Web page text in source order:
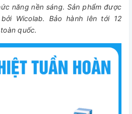
năng nền sáng. Sản phẩm được
Wicolab. Bảo hành lên tới 12
quốc.